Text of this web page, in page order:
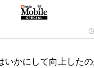
いかにして向上した